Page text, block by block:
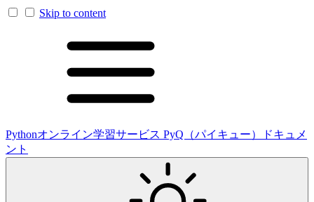
Skip to content
Pythonオンライン学習サービス PyQ（パイキュー）ドキュメ
ント